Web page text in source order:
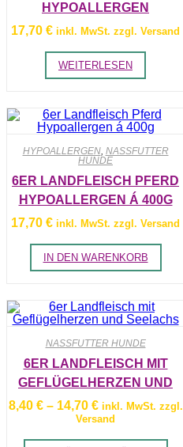
HYPOALLERGEN
17,70 € inkl. MwSt. zzgl. Versand
WEITERLESEN
HYPOALLERGEN, NASSFUTTER
HUNDE
6ER LANDFLEISCH PFERD
HYPOALLERGEN Á 400G
17,70 € inkl. MwSt. zzgl. Versand
IN DEN WARENKORB
NASSFUTTER HUNDE
6ER LANDFLEISCH MIT
GEFLÜGELHERZEN UND
SEELACHS
8,40 € – 14,70 €Preisspanne:
8,40 €
14,70 €
inkl. MwSt. zzgl.
Versand